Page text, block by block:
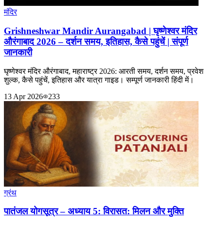
मंदिर
Grishneshwar Mandir Aurangabad | घृष्णेश्वर मंदिर
औरंगाबाद 2026 – दर्शन समय, इतिहास, कैसे पहुंचें | संपूर्ण
जानकारी
घृष्णेश्वर मंदिर औरंगाबाद, महाराष्ट्र 2026: आरती समय, दर्शन समय, प्रवेश
शुल्क, कैसे पहुंचें, इतिहास और यात्रा गाइड। सम्पूर्ण जानकारी हिंदी में।
13 Apr 2026
233
ग्रंथ
पातंजल योगसूत्र – अध्याय 5: विरासत: मिलन और मुक्ति